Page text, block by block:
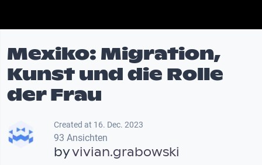
Mexiko: Migration,
Kunst und die Rolle
der Frau
Created at 16. Dec. 2023
93 Ansichten
byvivian.grabowski